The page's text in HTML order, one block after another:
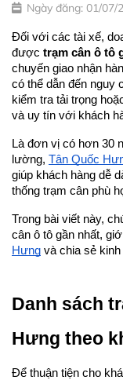
Ngày đăng: 01/07/
Đối với các tài xế,
được trạm cân ô tô
chuyến giao nhận
có thể dẫn đến nguy
kiểm tra tải trọng
và uy tín với khách
Là đơn vị có hơn 30
lường, Tân Quốc
giúp khách hàng dễ
thống trạm cân phù
Trong bài viết này,
cân ô tô gần nhất,
Hưng và chia sẻ
Danh sách
Hưng theo
Để thuận tiện cho